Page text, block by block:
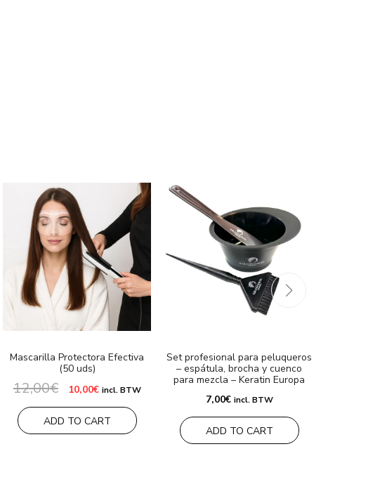
Mascarilla Protectora Efectiva
(50 uds)
12,00€ El
precio
original
era:
10,00€El
actual
es:
10,00€.
incl. BTW
ADD TO CART
Set profesional para peluqueros
– espátula, brocha y cuenco
para mezcla – Keratin Europa
7,00€ incl. BTW
ADD TO CART